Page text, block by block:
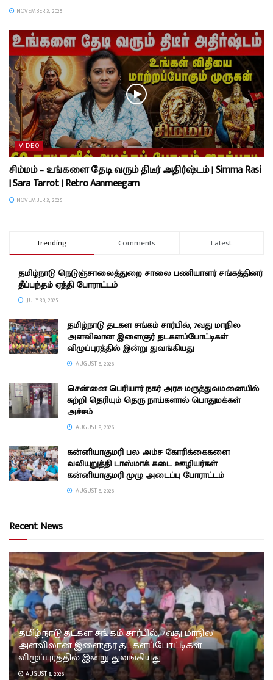
NOVEMBER 3, 2025
VIDEO
சிம்மம் – உங்களை தேடி வரும் திடீர் அதிர்ஷ்டம் | Simma Rasi
| Sara Tarrot | Retro Aanmeegam
NOVEMBER 3, 2025
Trending Comments Latest
தமிழ்நாடு நெடுஞ்சாலைத்துறை சாலை பணியாளர் சங்கத்தினர்
தீப்பந்தம் ஏத்தி போராட்டம்
JULY 30, 2025
தமிழ்நாடு தடகள சங்கம் சார்பில், 7வது மாநில
அளவிலான இளைஞர் தடகளப்போட்டிகள்
விழுப்புரத்தில் இன்று துவங்கியது
AUGUST 8, 2026
சென்னை பெரியார் நகர் அரசு மருத்துவமனையில்
சுற்றி தெரியும் தெரு நாய்களால் பொதுமக்கள்
அச்சம்
AUGUST 8, 2026
கன்னியாகுமரி பல அம்ச கோரிக்கைகளை
வலியுறுத்தி டாஸ்மாக் கடை ஊழியர்கள்
கன்னியாகுமரி முழு அடைப்பு போராட்டம்
AUGUST 8, 2026
Recent News
தமிழ்நாடு தடகள சங்கம் சார்பில், 7வது மாநில
அளவிலான இளைஞர் தடகளப்போட்டிகள்
விழுப்புரத்தில் இன்று துவங்கியது
AUGUST 8, 2026